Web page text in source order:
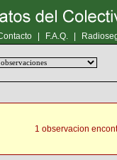
F.A.Q.
1 observacion